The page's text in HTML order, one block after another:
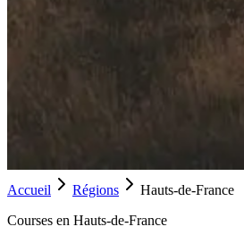
Accueil Régions
Hauts-de-France
Courses en Hauts-de-France